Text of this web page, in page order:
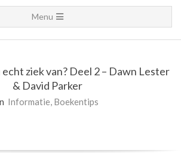
Menu
ziek van? Deel 2 – Dawn Lester
& David Parker
Informatie, Boekentips